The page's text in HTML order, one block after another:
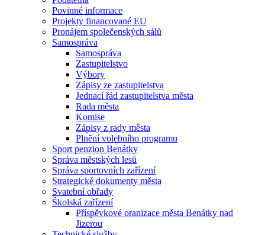
Povinné informace
Projekty financované EU
Pronájem společenských sálů
Samospráva
Samospráva
Zastupitelstvo
Výbory
Zápisy ze zastupitelstva
Jednací řád zastupitelstva města
Rada města
Komise
Zápisy z rady města
Plnění volebního programu
Sport penzion Benátky
Správa městských lesů
Správa sportovních zařízení
Strategické dokumenty města
Svatební obřady
Školská zařízení
Příspěvkové oranizace města Benátky nad
Jizerou